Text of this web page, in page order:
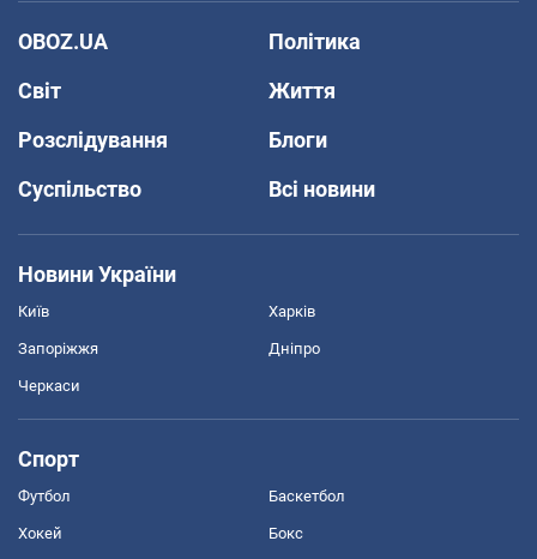
OBOZ.UA
Політика
Світ
Життя
Розслідування
Блоги
Суспільство
Всі новини
Новини України
Київ Харків
Запоріжжя Дніпро
Черкаси
Спорт
Футбол Баскетбол
Хокей Бокс